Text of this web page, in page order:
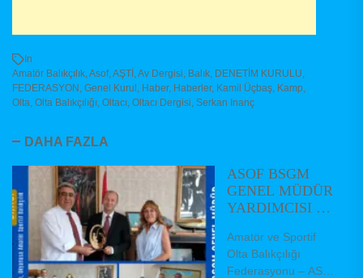
In
Amatör Balıkçılık Asof, AŞTİ Av Dergisi Balık DENETİM KURULU
FEDERASYON Genel Kurul Haber, Haberler, Kamil Üçbaş Kamp
Olta Olta Balıkçılığı Oltacı Oltacı Dergisi Serkan Inanç
DAHA FAZLA
ASOF BSGM
GENEL MÜDÜR
YARDIMCISI VE
BAŞKANLARINI
ZİYARET ETTİ
Amatör ve Sportif
Olta Balıkçılığı
Federasyonu – ASOF